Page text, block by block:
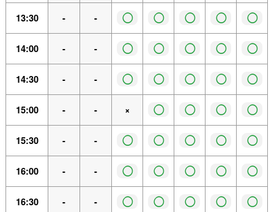
13:30 - - ◯ ◯ ◯ ◯ ◯
14:00 - - ◯ ◯ ◯ ◯ ◯
14:30 - - ◯ ◯ ◯ ◯ ◯
15:00 - - × ◯ ◯ ◯ ◯
15:30 - - ◯ ◯ ◯ ◯ ◯
16:00 - - ◯ ◯ ◯ ◯ ◯
16:30 - - ◯ ◯ ◯ ◯ ◯